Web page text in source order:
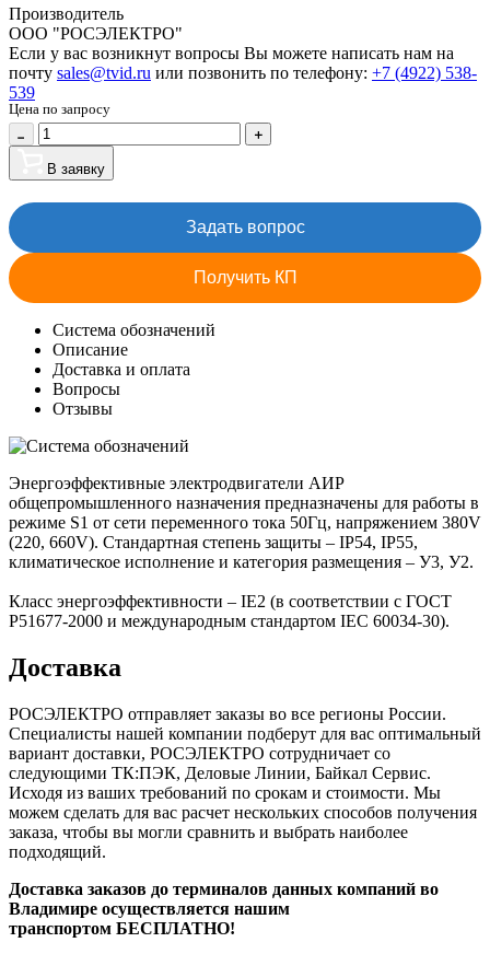
Производитель
ООО "РОСЭЛЕКТРО"
Если у вас возникнут вопросы Вы можете написать нам на
почту sales@tvid.ru или позвонить по телефону: +7 (4922) 538-
539
Цена по запросу
В заявку
Задать вопрос
Получить КП
Система обозначений
Описание
Доставка и оплата
Вопросы
Отзывы
Энергоэффективные электродвигатели АИР
общепромышленного назначения предназначены для работы в
режиме S1 от сети переменного тока 50Гц, напряжением 380V
(220, 660V). Стандартная степень защиты – IP54, IP55,
климатическое исполнение и категория размещения – У3, У2.
Класс энергоэффективности – IE2 (в соответствии с ГОСТ
Р51677-2000 и международным стандартом IEC 60034-30).
Доставка
РОСЭЛЕКТРО отправляет заказы во все регионы России.
Специалисты нашей компании подберут для вас оптимальный
вариант доставки, РОСЭЛЕКТРО сотрудничает со
следующими ТК:ПЭК, Деловые Линии, Байкал Сервис.
Исходя из ваших требований по срокам и стоимости. Мы
можем сделать для вас расчет нескольких способов получения
заказа, чтобы вы могли сравнить и выбрать наиболее
подходящий.
Доставка заказов до терминалов данных компаний во
Владимире осуществляется нашим
транспортом БЕСПЛАТНО!